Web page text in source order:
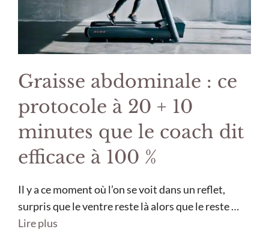
Graisse abdominale : ce
protocole à 20 + 10
minutes que le coach dit
efficace à 100 %
Il y a ce moment où l’on se voit dans un reflet,
surpris que le ventre reste là alors que le reste …
Lire plus